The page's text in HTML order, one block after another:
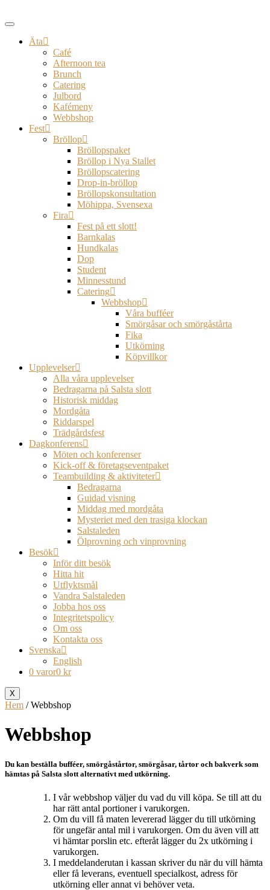
Äta
Café
Afternoon tea
Brunch
Catering
Julbord
Kafémeny
Webbshop
Fest
Bröllop
Bröllopspaket
Bröllop i Nya Stallet
Bröllopscatering
Drop-in-bröllop
Bröllopskonsultation
Möhippa, Svensexa
Fira
Fest på ett slott!
Barnkalas
Hundkalas
Dop
Student
Minnesstund
Catering
Webbshop
Våra bufféer
Smörgåsar och smörgåstårta
Fika
Utkörning
Köpvillkor
Upplevelser
Alla våra upplevelser
Bedragarna på Salsta slott
Historisk middag
Mordgåta
Riddarspel
Trädgårdsfest
Dagkonferens
Möten och konferenser
Kick-off & företagseventpaket
Teambuilding & aktiviteter
Bedragarna
Guidad visning
Middag med mordgåta
Mysteriet med den trasiga klockan
Salstaleden
Ölprovning och vinprovning
Besök
Inför ditt besök
Hitta hit
Utflyktsmål
Vandra Salstaleden
Jobba hos oss
Integritetspolicy
Om oss
Kontakta oss
Svenska
English
0 varor0 kr
X
Hem / Webbshop
Webbshop
Du kan beställa bufféer, smörgåstårtor, smörgåsar, tårtor och bakverk som
hämtas på Salsta slott alternativt med utkörning.
I vår webbshop väljer du vad du vill köpa. Se till att du
har rätt antal portioner i varukorgen.
Om du vill få maten levererad lägger du till utkörning
för ungefär antal mil i varukorgen. Om du även vill att
vi hämtar porslin etc. efteråt lägger du 2x utkörning i
varukorgen.
I meddelanderutan i kassan skriver du när du vill hämta
eller få leverans, eventuell specialkost, adress för
utkörning eller annat vi behöver veta.